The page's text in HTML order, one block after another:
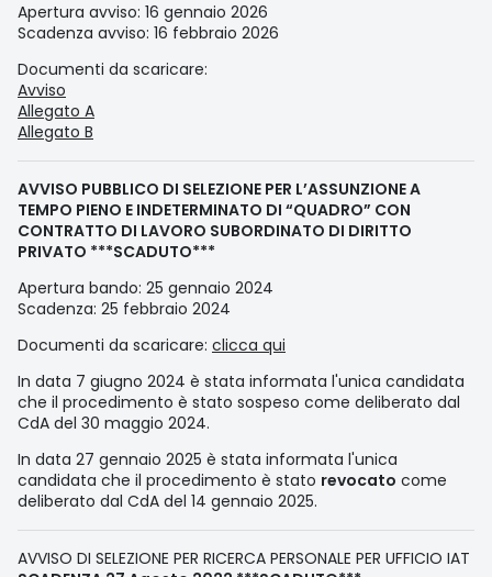
Apertura avviso: 16 gennaio 2026
Scadenza avviso: 16 febbraio 2026
Documenti da scaricare:
Avviso
Allegato A
Allegato B
AVVISO PUBBLICO DI SELEZIONE PER L’ASSUNZIONE A
TEMPO PIENO E INDETERMINATO DI “QUADRO” CON
CONTRATTO DI LAVORO SUBORDINATO DI DIRITTO
PRIVATO ***SCADUTO***
Apertura bando: 25 gennaio 2024
Scadenza: 25 febbraio 2024
Documenti da scaricare: clicca qui
In data 7 giugno 2024 è stata informata l'unica candidata
che il procedimento è stato sospeso come deliberato dal
CdA del 30 maggio 2024.
In data 27 gennaio 2025 è stata informata l'unica
candidata che il procedimento è stato revocato come
deliberato dal CdA del 14 gennaio 2025.
AVVISO DI SELEZIONE PER RICERCA PERSONALE PER UFFICIO IAT